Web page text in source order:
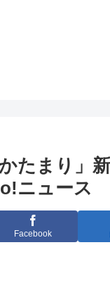
たまり」
ニュース
Facebook